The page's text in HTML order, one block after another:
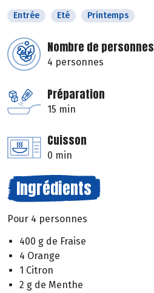
Entrée Eté Printemps
Nombre de personnes
4 personnes
Préparation
15 min
Cuisson
0 min
Ingrédients
Pour 4 personnes
400 g de Fraise
4 Orange
1 Citron
2 g de Menthe